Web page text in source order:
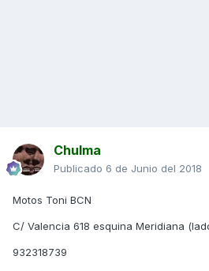
Chulma
Publicado 6 de Junio del 2018
Motos Toni BCN
C/ Valencia 618 esquina Meridiana
932318739